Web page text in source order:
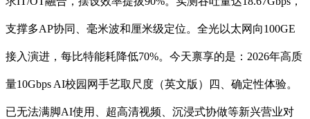
支撑多AP协同、毫米波和厘米级定位。全光以太网向100GE
接入演进，每比特能耗降低70%。今天禀享的是：2026年高质
量10Gbps AI校园网手艺取尺度（英文版）四、确定性体验。
已无法满脚AI使用、超高清视频、沉浸式协做等新兴营业对